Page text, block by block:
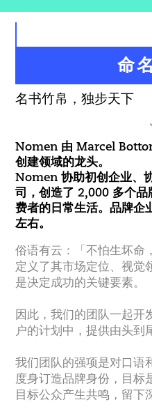
命
名书竹帛，独步天下
Nomen 由 Marcel
创建领域的龙头。
Nomen 协助初创企业、
司，创造了 2,000 多个品
费者的日常生活。品牌
左右。
俗语有云：「不怕生坏命
定义了其市场定位、视
是决定成功的关键要素。
因此，我们的团队一起开
户的计划中，提供由头到
我们团队的强项是对口语
度身订造品牌身份，目标
目标公众产生共鸣，留下